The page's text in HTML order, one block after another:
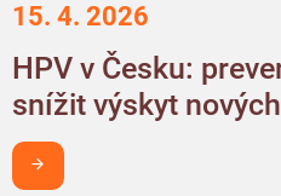
15. 4. 2026
HPV v Česku:
snížit výskyt